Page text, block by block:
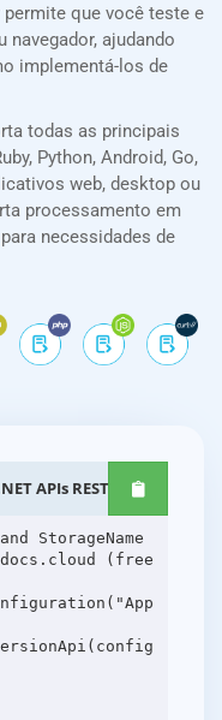
que você teste e
navegador, ajudando
implementá-los de
todas as principais
Python, Android, Go,
web, desktop ou
processamento em
necessidades de
APIs REST
StorageName
(free